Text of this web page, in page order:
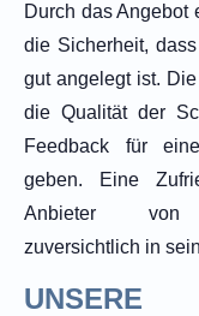
Durch das Angebot
die Sicherheit,
gut angelegt ist.
die Qualität der
Feedback für
geben. Eine
Anbieter von
zuversichtlich in
UNSERE